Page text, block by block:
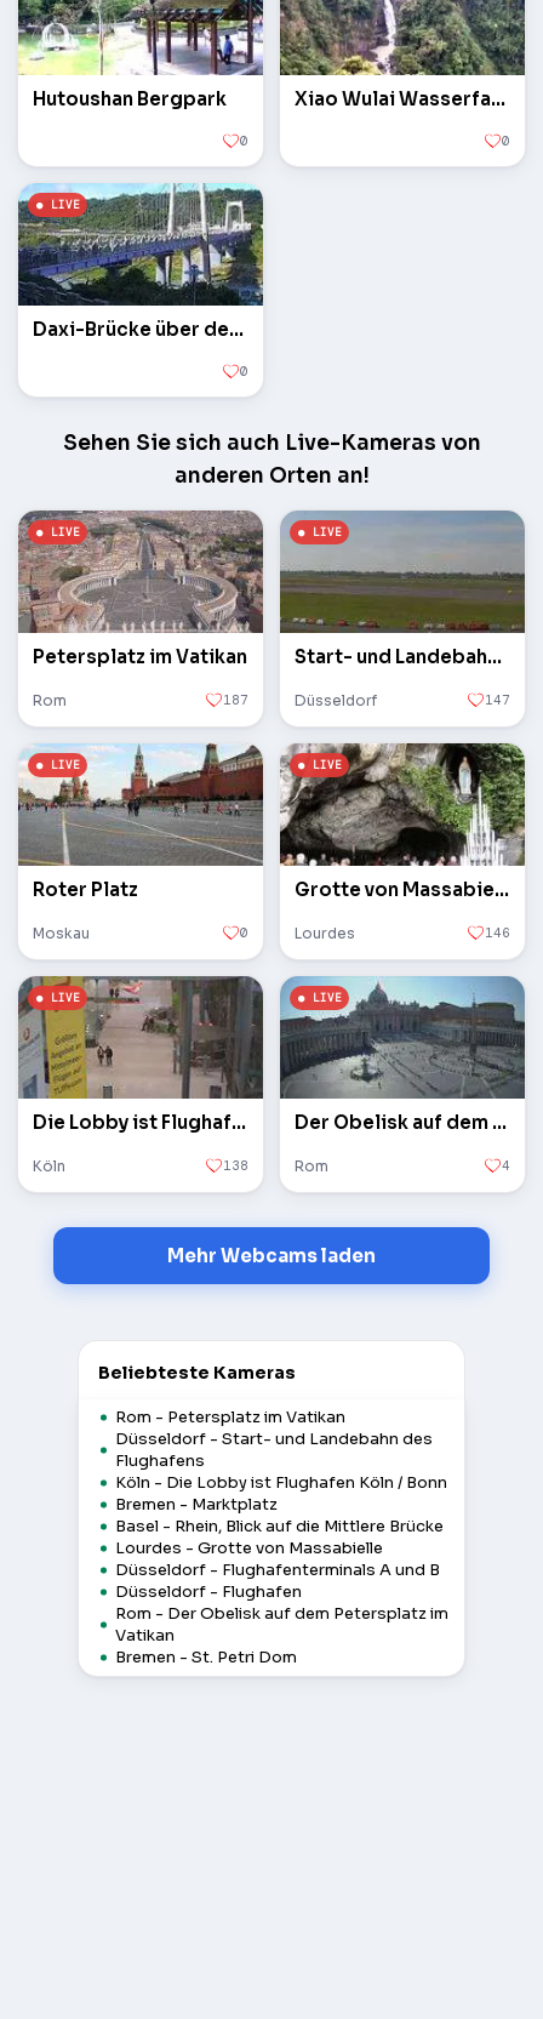
Hutoushan Bergpark
0
Xiao Wulai Wasserfall und Luofu Brücke
0
Daxi-Brücke über den Tamsui-Fluss
0
Sehen Sie sich auch Live-Kameras von
anderen Orten an!
Petersplatz im Vatikan
Rom 187
Start- und Landebahn des Flughafens
Düsseldorf 147
Roter Platz
Moskau 0
Grotte von Massabielle
Lourdes 146
Die Lobby ist Flughafen Köln / Bonn
Köln 138
Der Obelisk auf dem Petersplatz im Vatikan
Rom 4
Mehr Webcams laden
Beliebteste Kameras
Rom - Petersplatz im Vatikan
Düsseldorf - Start- und Landebahn des
Flughafens
Köln - Die Lobby ist Flughafen Köln / Bonn
Bremen - Marktplatz
Basel - Rhein, Blick auf die Mittlere Brücke
Lourdes - Grotte von Massabielle
Düsseldorf - Flughafenterminals A und B
Düsseldorf - Flughafen
Rom - Der Obelisk auf dem Petersplatz im
Vatikan
Bremen - St. Petri Dom